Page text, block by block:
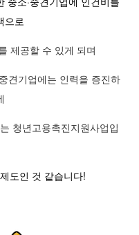
으로
제공할 수 있게 되며
견기업에는 인력을 증진하
청년고용촉진지원사업입
도인 것 같습니다!